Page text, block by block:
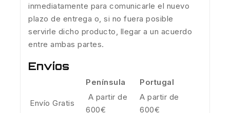
inmediatamente para comunicarle el nuevo
plazo de entrega o, si no fuera posible
servirle dicho producto, llegar a un acuerdo
entre ambas partes.
Envíos
Península Portugal
Envío Gratis
A partir de
600€
A partir de
600€